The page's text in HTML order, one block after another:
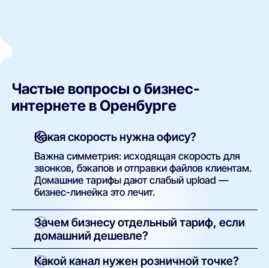
Частые вопросы о бизнес-
интернете в Оренбурге
Какая скорость нужна офису?
Важна симметрия: исходящая скорость для
звонков, бэкапов и отправки файлов клиентам.
Домашние тарифы дают слабый upload —
бизнес-линейка это лечит.
Зачем бизнесу отдельный тариф, если
домашний дешевле?
Гарантии: SLA с временем восстановления,
Какой канал нужен розничной точке?